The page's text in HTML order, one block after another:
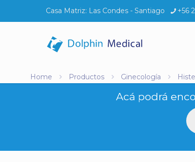
Casa Matriz: Las Condes - Santiago +56
Home Productos Ginecología
Acá podrá